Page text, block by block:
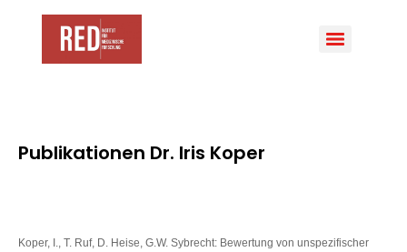
Publikationen Dr. Iris Koper
Koper, I., T. Ruf, D. Heise, G.W. Sybrecht: Bewertung von unspezifischer